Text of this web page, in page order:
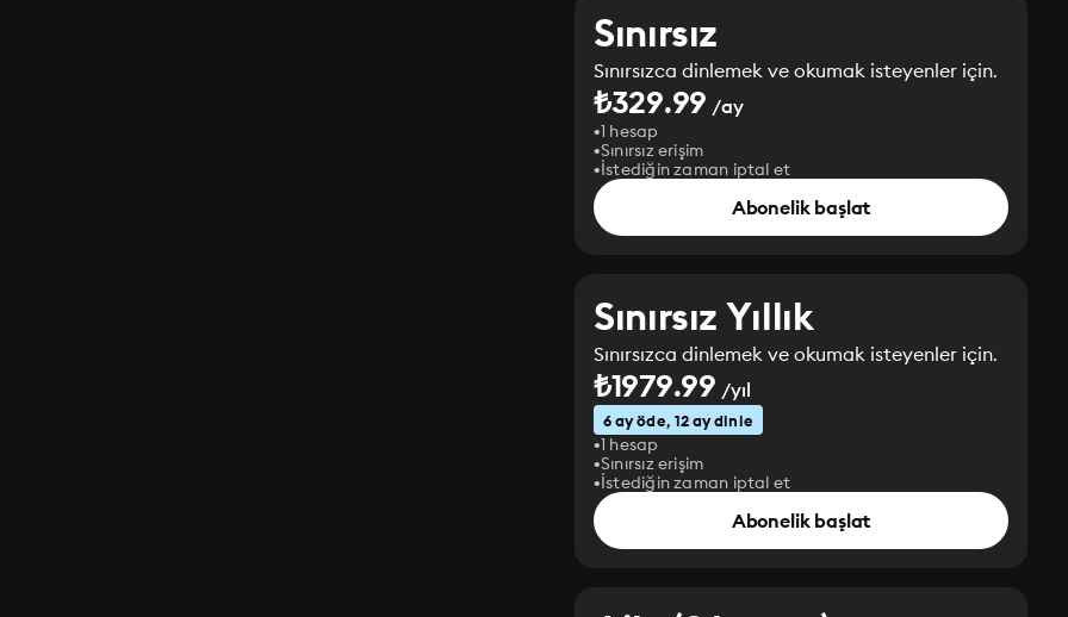
Sınırsız
Sınırsızca dinlemek ve okumak isteyenler için.
₺329.99 /ay
1 hesap
Sınırsız erişim
İstediğin zaman iptal et
Abonelik başlat
Sınırsız Yıllık
Sınırsızca dinlemek ve okumak isteyenler için.
₺1979.99 /yıl
6 ay öde, 12 ay dinle
1 hesap
Sınırsız erişim
İstediğin zaman iptal et
Abonelik başlat